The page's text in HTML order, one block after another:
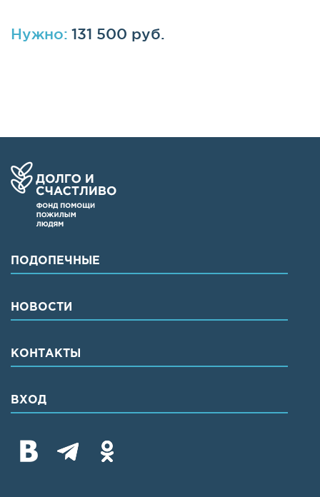
Нужно: 131 500 руб.
ПОДОПЕЧНЫЕ
НОВОСТИ
КОНТАКТЫ
ВХОД